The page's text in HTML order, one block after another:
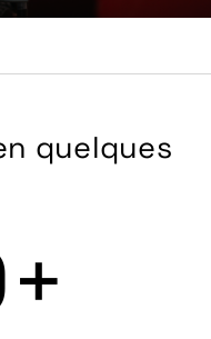
quelques
+